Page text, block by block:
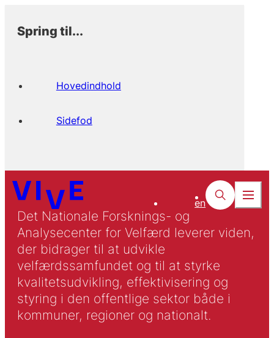
Spring til...
Hovedindhold
Sidefod
en
Det Nationale Forsknings- og
Analysecenter for Velfærd leverer viden,
der bidrager til at udvikle
velfærdssamfundet og til at styrke
kvalitetsudvikling, effektivisering og
styring i den offentlige sektor både i
kommuner, regioner og nationalt.